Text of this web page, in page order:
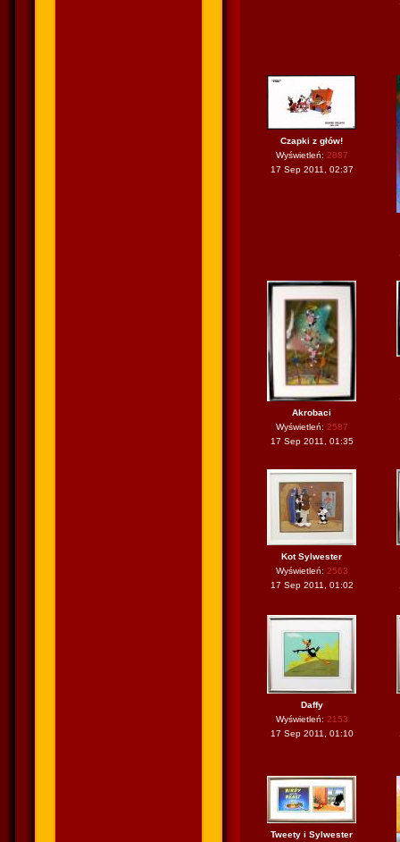
Czapki z głów!
Wyświetleń: 2887
17 Sep 2011, 02:37
Akrobaci
Wyświetleń: 2587
17 Sep 2011, 01:35
Kot Sylwester
Wyświetleń: 2563
17 Sep 2011, 01:02
Daffy
Wyświetleń: 2153
17 Sep 2011, 01:10
Tweety i Sylwester